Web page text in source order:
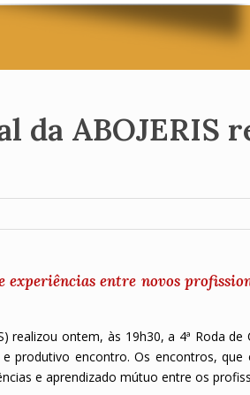
da ABOJERIS
entre novos
realizou ontem, às 19h30, a 4ª Roda de
produtivo encontro. Os encontros, que
e aprendizado mútuo entre os